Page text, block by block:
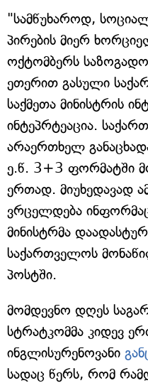
"სამწუხაროდ,
პირების მიერ
ოქტომბერს
ეთერით გასული
საქმეთა მინისტრის
ინტეპრტეაცია.
არაერთხელ
ე.წ. 3+3 ფორმატში
ერთად. მიუხედავად
ვრცელდება
მინისტრმა
საქართველოს
პოსტში.
მომდევნო დღეს
სტრატკომმა კიდევ
ინგლისურენოვანი
სადაც წერს, რომ